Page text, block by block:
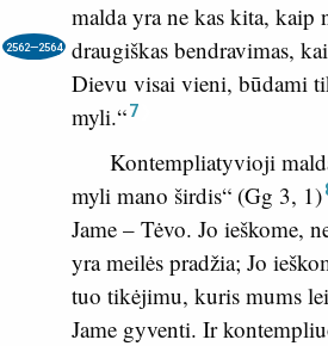
malda yra ne kas kita, kaip
draugiškas bendravimas,
2562—2564
Dievu visai vieni, būdami
myli.“7
Kontempliatyvioji
myli mano širdis“ (Gg 3, 1)
Jame – Tėvo. Jo ieškome,
yra meilės pradžia; Jo
tuo tikėjimu, kuris mums
Jame gyventi. Ir